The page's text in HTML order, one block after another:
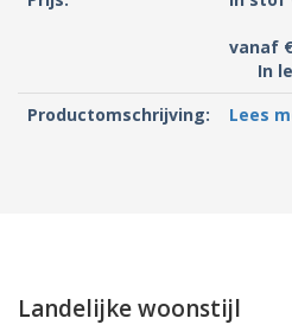
In
In
Productomschrijving:
Lees
Landelijke woonstijl